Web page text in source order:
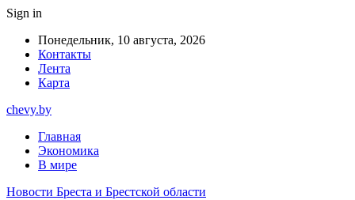
Sign in
Понедельник, 10 августа, 2026
Контакты
Лента
Карта
chevy.by
Главная
Экономика
В мире
Новости Бреста и Брестской области